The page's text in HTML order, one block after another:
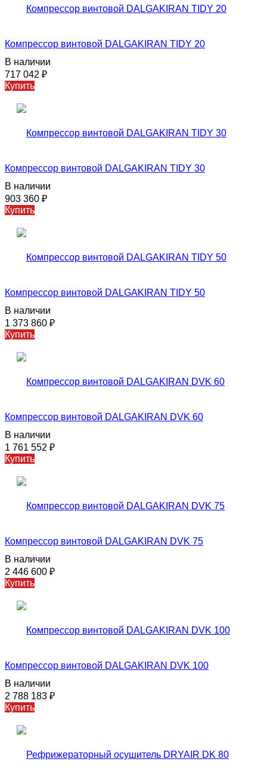
Компрессор винтовой DALGAKIRAN TIDY 20
В наличии
717 042 ₽
Купить
Компрессор винтовой DALGAKIRAN TIDY 30
В наличии
903 360 ₽
Купить
Компрессор винтовой DALGAKIRAN TIDY 50
В наличии
1 373 860 ₽
Купить
Компрессор винтовой DALGAKIRAN DVK 60
В наличии
1 761 552 ₽
Купить
Компрессор винтовой DALGAKIRAN DVK 75
В наличии
2 446 600 ₽
Купить
Компрессор винтовой DALGAKIRAN DVK 100
В наличии
2 788 183 ₽
Купить